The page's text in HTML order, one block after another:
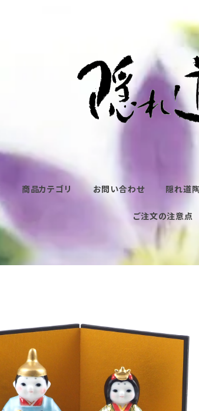
商品カテゴリ お問い合わせ 隠れ道
ご注文の注意点